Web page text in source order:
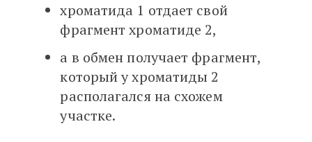
хроматида 1 отдает свой
фрагмент хроматиде 2,
а в обмен получает фрагмент,
который у хроматиды 2
располагался на схожем
участке.